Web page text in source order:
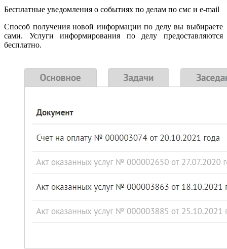
Бесплатные уведомления о событиях по делам по смс и e-mail
Способ получения новой информации по делу вы выбираете
сами. Услуги информирования по делу предоставляются
бесплатно.